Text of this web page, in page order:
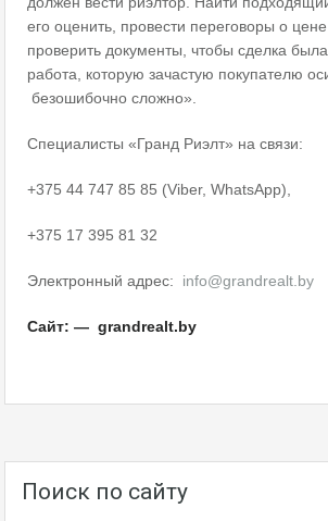
его оценить, провести переговоры о
проверить документы, чтобы сделка была
работа, которую зачастую покупателю
безошибочно сложно».
Специалисты «Гранд Риэлт» на связи:
+375 44 747 85 85 (Viber, WhatsApp),
+375 17 395 81 32
Электронный адрес: info@grandrealt.by
Сайт: — grandrealt.by
Поиск по сайту